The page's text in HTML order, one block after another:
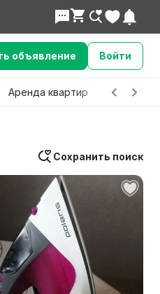
объявление Войти
Аренда квартир Детские
Сохранить поиск